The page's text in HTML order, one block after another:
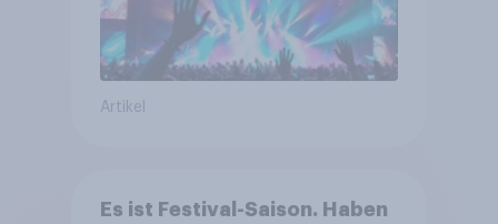
Artikel
Es ist Festival-Saison. Haben